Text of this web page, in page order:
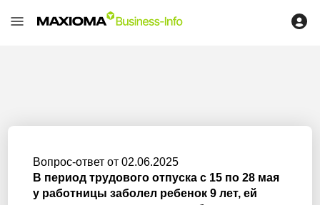
Вопрос-ответ от 02.06.2025
В период трудового отпуска с 15 по 28 мая
у работницы заболел ребенок 9 лет, ей